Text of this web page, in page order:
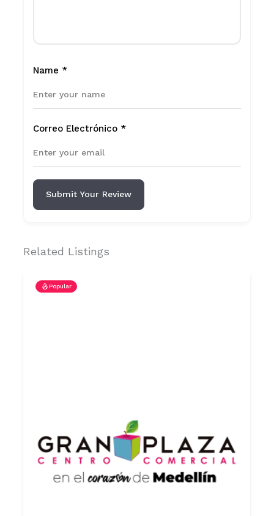
Name *
Correo Electrónico *
Submit Your Review
Related Listings
Popular